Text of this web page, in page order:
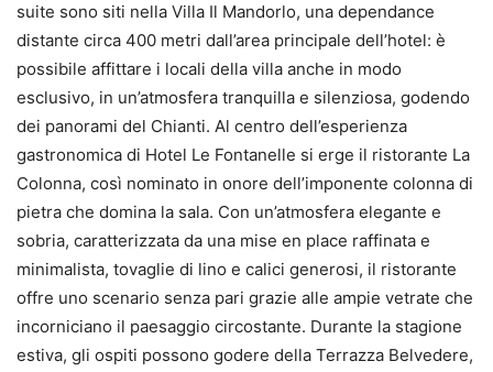
suite sono siti nella Villa Il Mandorlo, una dependance
distante circa 400 metri dall’area principale dell’hotel: è
possibile affittare i locali della villa anche in modo
esclusivo, in un’atmosfera tranquilla e silenziosa, godendo
dei panorami del Chianti. Al centro dell’esperienza
gastronomica di Hotel Le Fontanelle si erge il ristorante La
Colonna, così nominato in onore dell’imponente colonna di
pietra che domina la sala. Con un’atmosfera elegante e
sobria, caratterizzata da una mise en place raffinata e
minimalista, tovaglie di lino e calici generosi, il ristorante
offre uno scenario senza pari grazie alle ampie vetrate che
incorniciano il paesaggio circostante. Durante la stagione
estiva, gli ospiti possono godere della Terrazza Belvedere,